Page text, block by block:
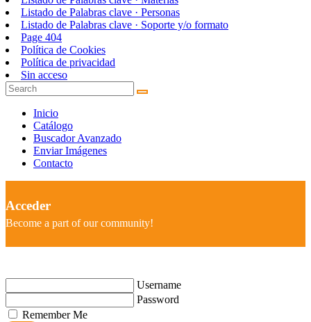
Listado de Palabras clave · Personas
Listado de Palabras clave · Soporte y/o formato
Page 404
Política de Cookies
Política de privacidad
Sin acceso
Inicio
Catálogo
Buscador Avanzado
Enviar Imágenes
Contacto
Acceder
Become a part of our community!
Username
Password
Remember Me